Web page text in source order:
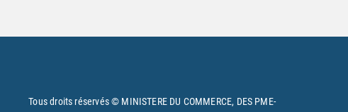
Tous droits réservés © MINISTERE DU COMMERCE, DES PME-